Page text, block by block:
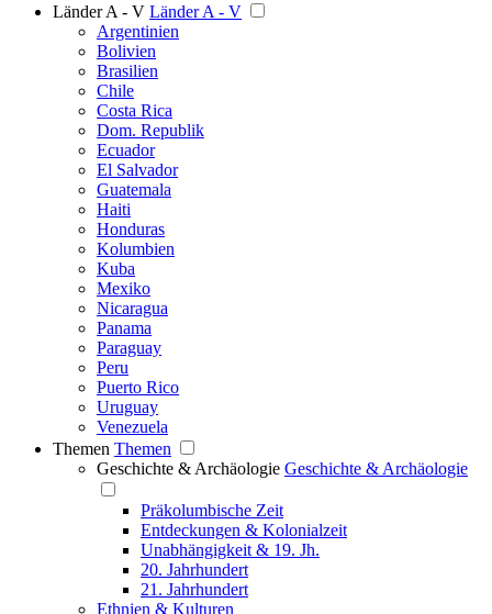
Länder A - V Länder A - V
Argentinien
Bolivien
Brasilien
Chile
Costa Rica
Dom. Republik
Ecuador
El Salvador
Guatemala
Haiti
Honduras
Kolumbien
Kuba
Mexiko
Nicaragua
Panama
Paraguay
Peru
Puerto Rico
Uruguay
Venezuela
Themen Themen
Geschichte & Archäologie Geschichte & Archäologie
Präkolumbische Zeit
Entdeckungen & Kolonialzeit
Unabhängigkeit & 19. Jh.
20. Jahrhundert
21. Jahrhundert
Ethnien & Kulturen